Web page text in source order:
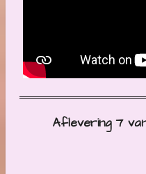
Aflevering 7